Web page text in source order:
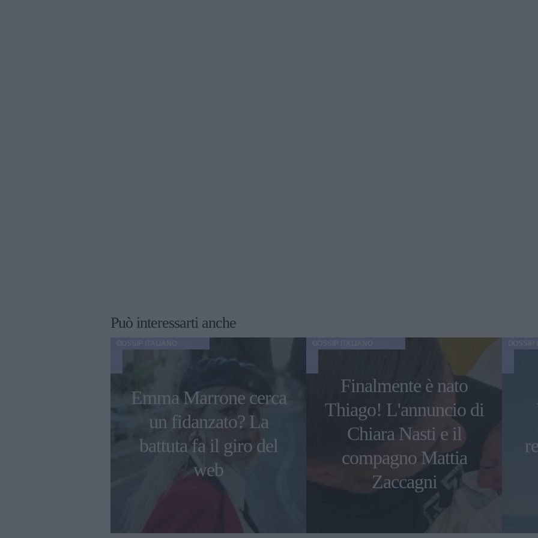
Può interessarti anche
Emma Marrone cerca
un fidanzato? La
battuta fa il giro del
web
Finalmente è nato
Thiago! L'annuncio di
Chiara Nasti e il
compagno Mattia
Zaccagni